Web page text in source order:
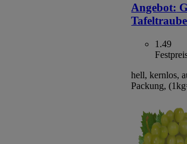
Angebot:
1.49
hell, kernlos,
Packung,